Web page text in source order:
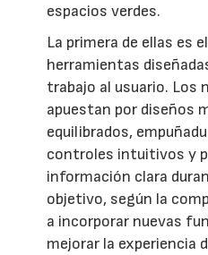
espacios verdes.
La primera de ellas es
herramientas
trabajo al usuario. Los
apuestan por diseños
equilibrados,
controles intuitivos y
información clara
objetivo, según la
a incorporar nuevas
mejorar la experiencia